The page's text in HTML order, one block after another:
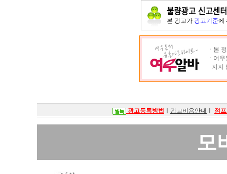
본 광고가 광고기준에
ㆍ본
ㆍ여
지지
광고등록방법 광고비용안내 점
모